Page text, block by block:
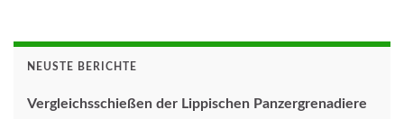
NEUSTE BERICHTE
Vergleichsschießen der Lippischen Panzergrenadiere